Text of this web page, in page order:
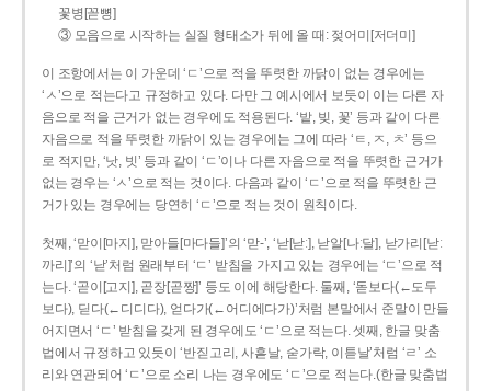
꽃병[꼳뼝]
③ 모음으로 시작하는 실질 형태소가 뒤에 올 때: 젖어미[저더미]
이 조항에서는 이 가운데 ‘ㄷ’으로 적을 뚜렷한 까닭이 없는 경우에는
‘ㅅ’으로 적는다고 규정하고 있다. 다만 그 예시에서 보듯이 이는 다른 자
음으로 적을 근거가 없는 경우에도 적용된다. ‘밭, 빚, 꽃’ 등과 같이 다른
자음으로 적을 뚜렷한 까닭이 있는 경우에는 그에 따라 ‘ㅌ, ㅈ, ㅊ’ 등으
로 적지만, ‘낫, 빗’ 등과 같이 ‘ㄷ’이나 다른 자음으로 적을 뚜렷한 근거가
없는 경우는 ‘ㅅ’으로 적는 것이다. 다음과 같이 ‘ㄷ’으로 적을 뚜렷한 근
거가 있는 경우에는 당연히 ‘ㄷ’으로 적는 것이 원칙이다.
첫째, ‘맏이[마지], 맏아들[마다들]’의 ‘맏-’, ‘낟[낟ː], 낟알[나ː달], 낟가리[낟ː
까리]’의 ‘낟’처럼 원래부터 ‘ㄷ’ 받침을 가지고 있는 경우에는 ‘ㄷ’으로 적
는다. ‘곧이[고지], 곧장[곧짱]’ 등도 이에 해당한다. 둘째, ‘돋보다(←도두
보다), 딛다(←디디다), 얻다가(←어디에다가)’처럼 본말에서 준말이 만들
어지면서 ‘ㄷ’ 받침을 갖게 된 경우에도 ‘ㄷ’으로 적는다. 셋째, 한글 맞춤
법에서 규정하고 있듯이 ‘반짇고리, 사흗날, 숟가락, 이튿날’처럼 ‘ㄹ’ 소
리와 연관되어 ‘ㄷ’으로 소리 나는 경우에도 ‘ㄷ’으로 적는다.(한글 맞춤법